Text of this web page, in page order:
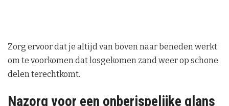
Zorg ervoor dat je altijd van boven naar beneden werkt
om te voorkomen dat losgekomen zand weer op schone
delen terechtkomt.
Nazorg voor een onberispelijke glans